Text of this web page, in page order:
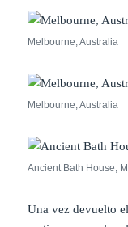
Melbourne, Australia
Melbourne, Australia
Ancient Bath House,
Una vez devuelto